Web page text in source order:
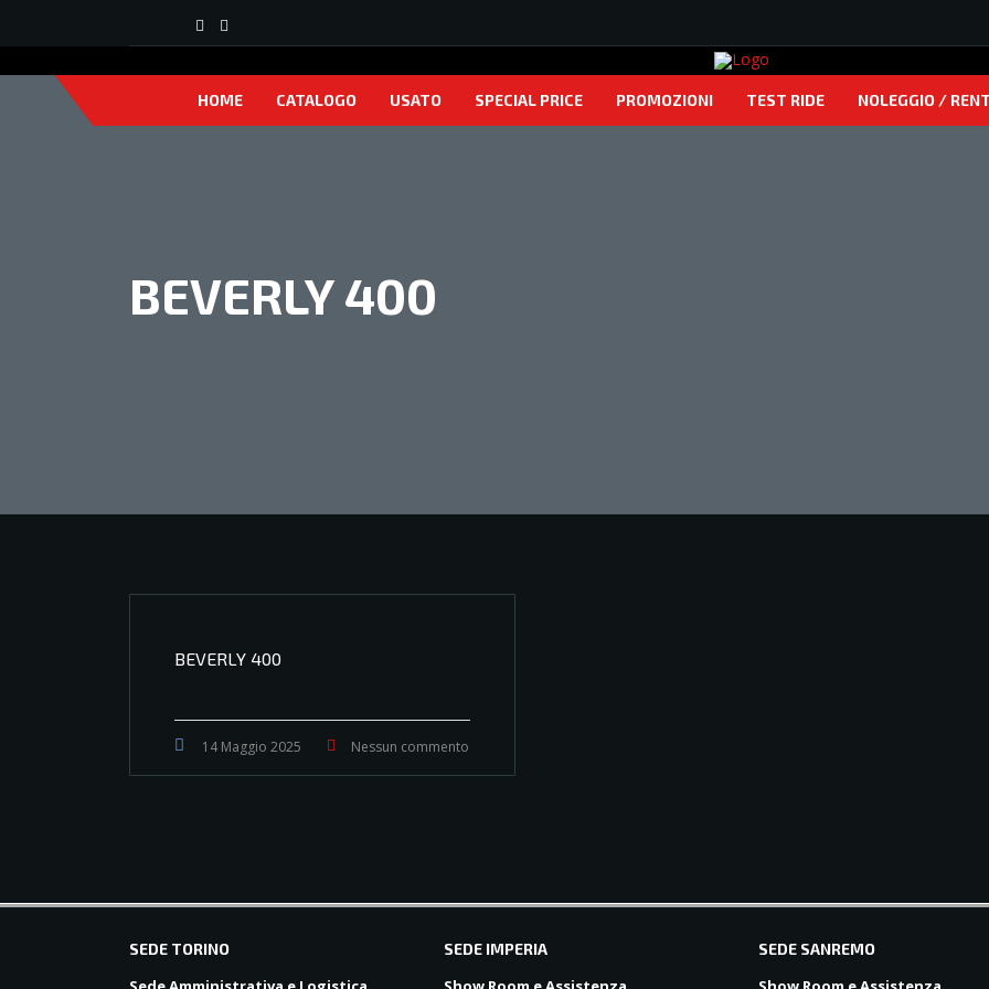
HOME CATALOGO USATO SPECIAL PRICE PROMOZIONI TEST RIDE NOLEGGIO / RENT
BEVERLY 400
BEVERLY 400
14 Maggio 2025 Nessun commento
SEDE TORINO SEDE IMPERIA SEDE SANREMO